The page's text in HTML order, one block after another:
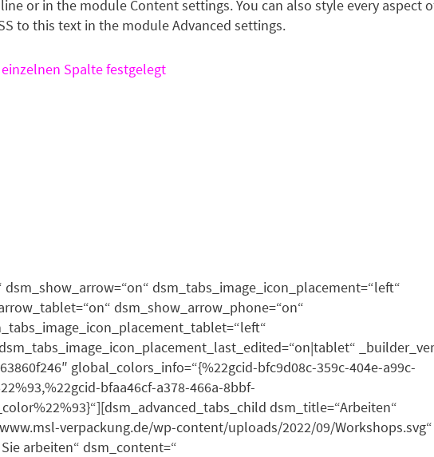
or in the module Content settings. You can also style every aspect
to this text in the module Advanced settings.
Spalte festgelegt
dsm_tabs_image_icon_placement=“left“
dsm_show_arrow_phone=“on“
global_colors_info=“{%22gcid-bfc9d08c-359c-404e-a99c-
bfaa46cf-a378-466a-8bbf-
dsm_title=“Arbeiten“
verpackung.de/wp-content/uploads/2022/09/Workshops.svg“
arbeiten“ dsm_content=“